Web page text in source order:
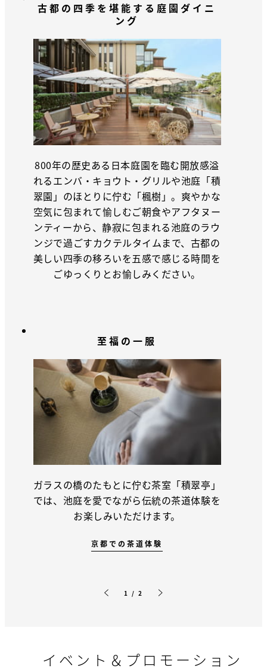
古都の四季を堪能する庭園ダイニ
ング
800年の歴史ある日本庭園を臨む開放感溢
れるエンバ・キョウト・グリルや池庭「積
翠園」のほとりに佇む「楓樹」。爽やかな
空気に包まれて愉しむご朝食やアフタヌー
ンティーから、静寂に包まれる池庭のラウ
ンジで過ごすカクテルタイムまで、古都の
美しい四季の移ろいを五感で感じる時間を
ごゆっくりとお愉しみください。
至福の一服
ガラスの橋のたもとに佇む茶室「積翠亭」
では、池庭を愛でながら伝統の茶道体験を
お楽しみいただけます。
京都での茶道体験
1 / 2
イベント＆プロモーション